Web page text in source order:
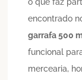
o que faz
encontrado
garrafa 500
funcional
mercearia,